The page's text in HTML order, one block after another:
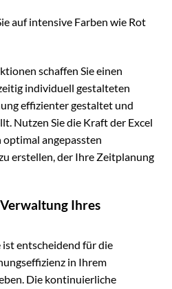
auf intensive Farben wie Rot
schaffen Sie einen
individuell gestalteten
effizienter gestaltet und
Nutzen Sie die Kraft der Excel
optimal angepassten
erstellen, der Ihre Zeitplanung
Ihres
entscheidend für die
in Ihrem
Die kontinuierliche